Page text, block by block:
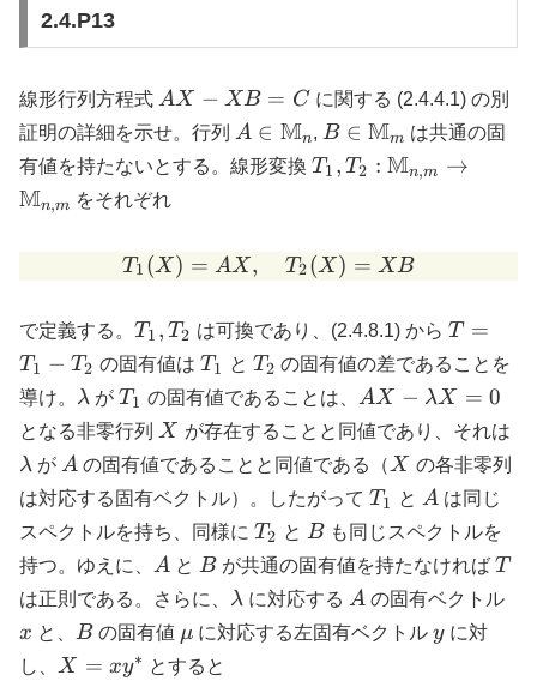
2.4.P13
線形行列方程式 A
X
X
B
C
AX − XB = C に関する (2.4.4.1) の別
証明の詳細を示せ。行列
A \in
\mathbb{M}_n
A ∈ Mn, B \in
\mathbb{M}_m
B ∈ Mm は共通の固
有値を持たないとする。線形変換 T_1, T_2 :
T1 , T2 : Mn,m →
Mn,m をそれぞれ
T_1(X) = A X, \quad
T1 (X) = A X, T2(X) = XB
で定義する。 T_1,
T_2
T1 , T2 は可換であり、(2.4.8.1) から T =
T_1
-
T_2
T =
T1 − T2 の固有値は T_1
T1 と T_2
T2 の固有値の差であることを
導け。
\lambda
λ が T_1
T1 の固有値であることは、
AX -
\lambda
X = 0
AX − λX = 0
となる非零行列 X
X が存在することと同値であり、それは
λ が A
A の固有値であることと同値である（ X
X の各非零列
は対応する固有ベクトル）。したがって T_1
T1 と A
A は同じ
スペクトルを持ち、同様に T_2
T2 と B
Bも同じスペクトルを
持つ。ゆえに、
A
A と B
Bが共通の固有値を持たなければ T
T
は正則である。さらに、 \lambda
λ に対応する A
A の固有ベクトル
x と、 B
Bの固有値 \mu
μに対応する左固有ベクトル y
yに対
し、
X
X = xy∗ とすると